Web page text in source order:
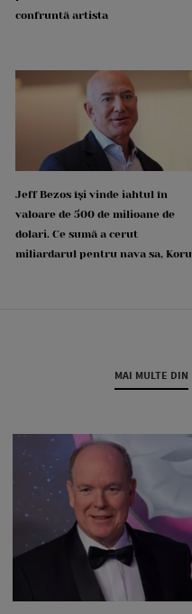
confruntă artista
Jeff Bezos își vinde iahtul în
valoare de 500 de milioane de
dolari. Ce sumă a cerut
miliardarul pentru nava sa, Koru
MAI MULTE DIN